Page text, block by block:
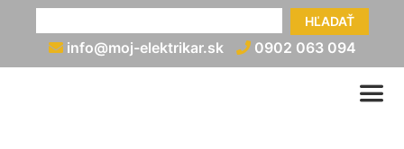
HĽADAŤ
info@moj-elektrikar.sk 0902 063 094